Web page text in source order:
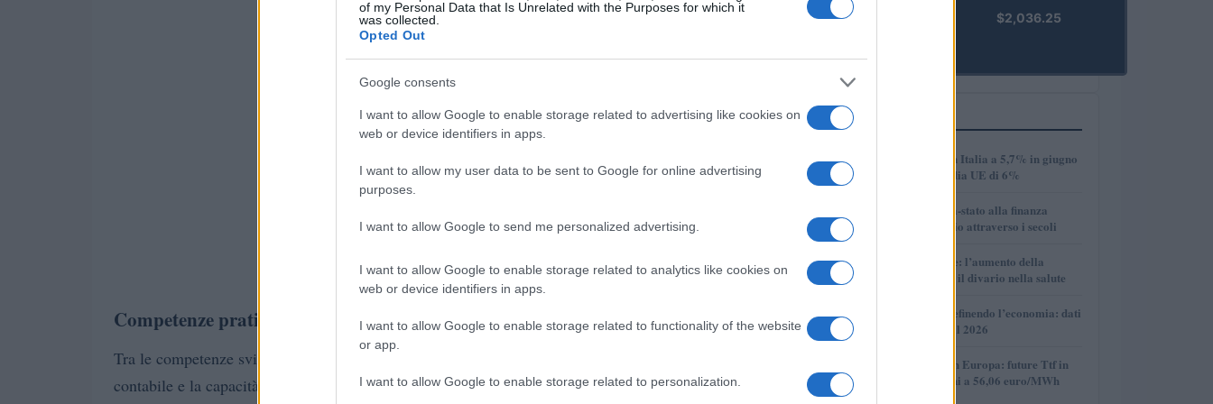
of my Personal Data that Is Unrelated with the Purposes for which it
was collected.
Opted Out
Google consents
I want to allow Google to enable storage related to advertising like cookies on
web or device identifiers in apps.
I want to allow my user data to be sent to Google for online advertising
purposes.
I want to allow Google to send me personalized advertising.
I want to allow Google to enable storage related to analytics like cookies on
web or device identifiers in apps.
I want to allow Google to enable storage related to functionality of the website
or app.
I want to allow Google to enable storage related to personalization.
Competenze pratiche
Tra le competenze sviluppate figurano l’interpretazione del bilancio, la gestione dell’informazione
contabile e la capacità di utilizzare strumenti di controllo e pianificazione. Il percorso enfatizza la
PRIME)
$2,036.25
PIÙ LETTI
1
Disoccupazione in Italia a 5,7% in giugno
2026, sotto la media UE di 6%
2
Dalle antiche città-stato alla finanza
globale: un viaggio attraverso i secoli
3
Longevità globale: l’aumento della
speranza di vita e il divario nella salute
4
Come l’IA sta ridefinendo l’economia: dati
e prospettive per il 2026
5
Mercato del gas in Europa: future Ttf in
discesa, quotazioni a 56,06 euro/MWh